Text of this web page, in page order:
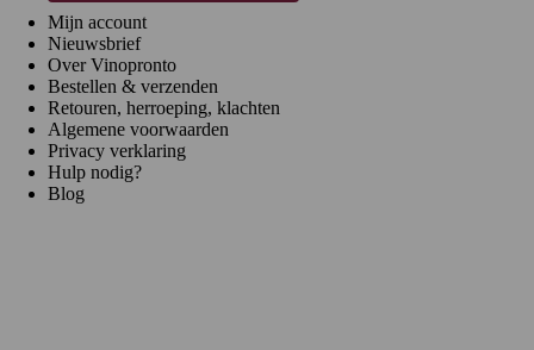
Mijn account
Nieuwsbrief
Over Vinopronto
Bestellen & verzenden
Retouren, herroeping, klachten
Algemene voorwaarden
Privacy verklaring
Hulp nodig?
Blog